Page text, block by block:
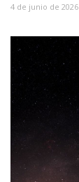
4 de junio de 2026